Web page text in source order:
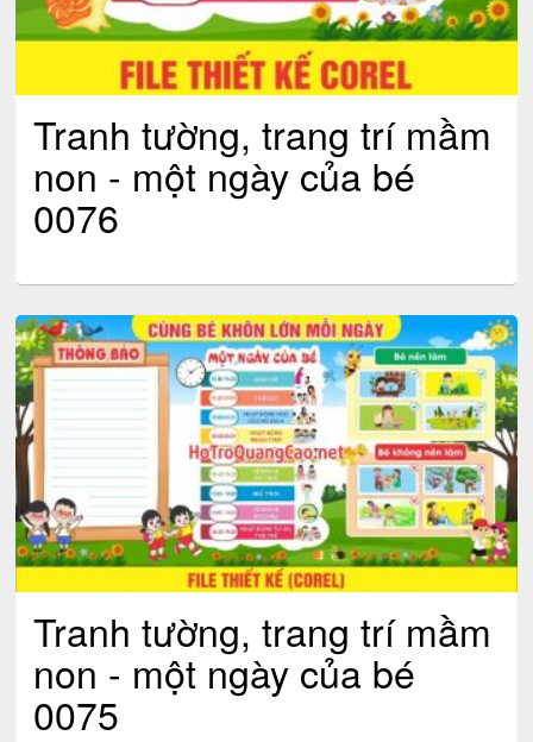
Tranh tường, trang trí mầm
non - một ngày của bé
0076
Tranh tường, trang trí mầm
non - một ngày của bé
0075